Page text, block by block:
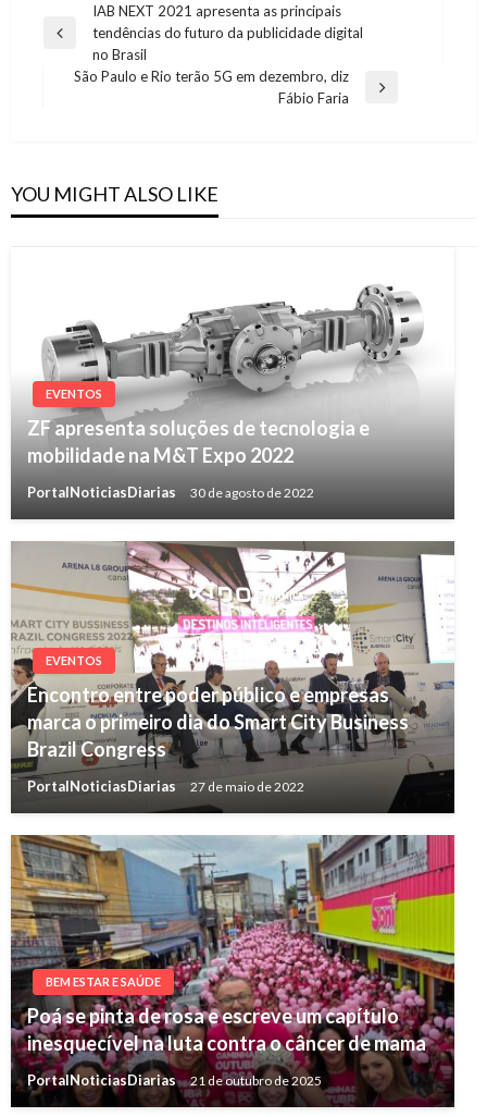
Navegação
de
Post
Previous
IAB NEXT 2021 apresenta as principais
tendências do futuro da publicidade digital
no Brasil
São Paulo e Rio terão 5G em dezembro, diz
Fábio Faria
YOU MIGHT ALSO LIKE
EVENTOS
ZF apresenta soluções de tecnologia e
mobilidade na M&T Expo 2022
PortalNoticiasDiarias 30 de agosto de 2022
EVENTOS
Encontro entre poder público e empresas
marca o primeiro dia do Smart City Business
Brazil Congress
PortalNoticiasDiarias 27 de maio de 2022
BEM ESTAR E SAÚDE
Poá se pinta de rosa e escreve um capítulo
inesquecível na luta contra o câncer de mama
PortalNoticiasDiarias 21 de outubro de 2025